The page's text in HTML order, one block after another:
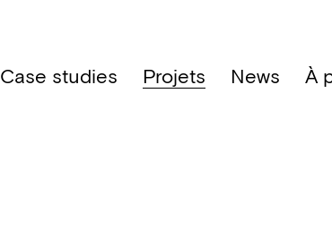
Case studies Projets News À